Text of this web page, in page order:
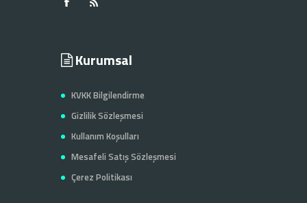
Kurumsal
KVKK Bilgilendirme
Gizlilik Sözleşmesi
Kullanım Koşulları
Mesafeli Satış Sözleşmesi
Çerez Politikası